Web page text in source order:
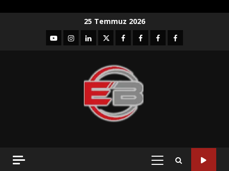
25 Temmuz 2026
YouTubeInstagram
LinkedIntwitterfacebook-Facebook-
Facebook-Facebook-
PRIMARY